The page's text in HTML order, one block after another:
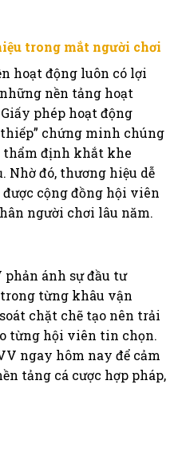
trong mắt người chơi
hoạt động luôn có lợi
nền tảng hoạt
phép hoạt động
chứng minh chúng
thẩm định khắt khe
Nhờ đó, thương hiệu dễ
cộng đồng hội viên
người chơi lâu năm.
phản ánh sự đầu tư
từng khâu vận
chặt chẽ tạo nên trải
từng hội viên tin chọn.
ngay hôm nay để cảm
tảng cá cược hợp pháp,